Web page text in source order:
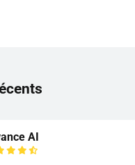
AI